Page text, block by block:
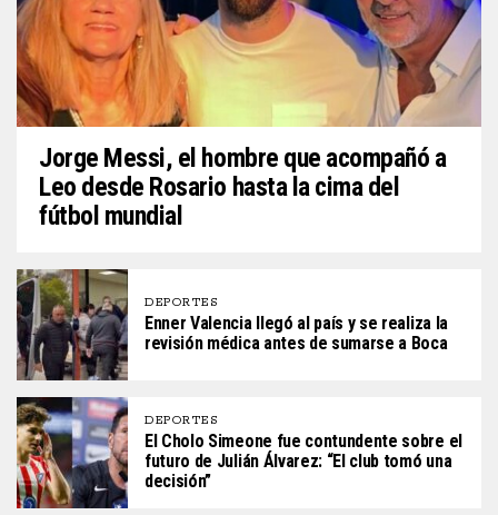
Jorge Messi, el hombre que acompañó a
Leo desde Rosario hasta la cima del
fútbol mundial
DEPORTES
Enner Valencia llegó al país y se realiza la
revisión médica antes de sumarse a Boca
DEPORTES
El Cholo Simeone fue contundente sobre el
futuro de Julián Álvarez: “El club tomó una
decisión”